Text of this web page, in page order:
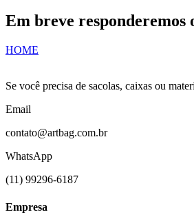
Em breve responderemos
HOME
Se você precisa de sacolas, caixas ou
Email
contato@artbag.com.br
WhatsApp
(11) 99296-6187
Empresa